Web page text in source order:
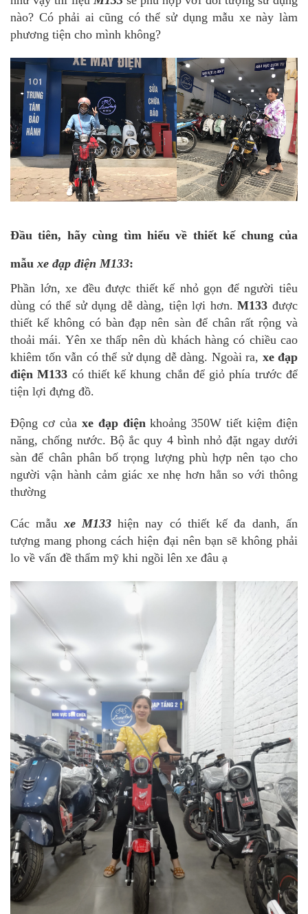
nào? Có phải ai cũng có thể sử dụng mẫu xe này làm
phương tiện cho mình không?
Đầu tiên, hãy cùng tìm hiểu về thiết kế chung của
mẫuxe đạp điện M133:
Phần lớn, xe đều được thiết kế nhỏ gọn để người tiêu
dùng có thể sử dụng dễ dàng, tiện lợi hơn.M133 được
thiết kế không có bàn đạp nên sàn để chân rất rộng và
thoải mái. Yên xe thấp nên dù khách hàng có chiều cao
khiêm tốn vẫn có thể sử dụng dễ dàng. Ngoài ra, xe đạp
điện M133 có thiết kế khung chắn để giỏ phía trước để
tiện lợi đựng đồ.
Động cơ của xe đạp điệnkhoảng 350W tiết kiệm điện
năng, chống nước. Bộ ắc quy 4 bình nhỏ đặt ngay dưới
sàn để chân phân bố trọng lượng phù hợp nên tạo cho
người vận hành cảm giác xe nhẹ hơn hẳn so với thông
thường
Các mẫuxe M133hiện nay có thiết kế đa danh, ấn
tượng mang phong cách hiện đại nên bạn sẽ không phải
lo về vấn đề thẩm mỹ khi ngồi lên xe đâu ạ